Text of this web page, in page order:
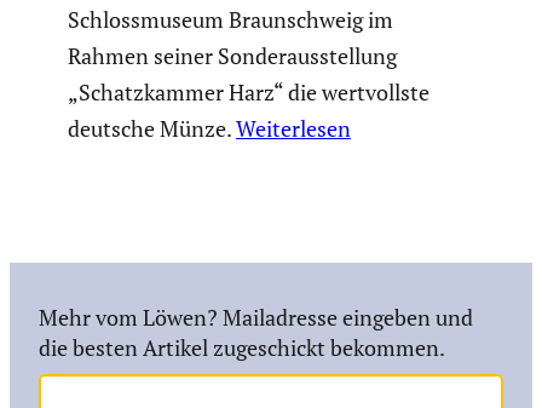
Schloss­mu­seum Braun­schweig im
Rahmen seiner Sonder­aus­stel­lung
„Schatz­kammer Harz“ die wertvollste
deutsche Münze.Weiterlesen
Mehr vom Löwen? Mailadresse eingeben und
die besten Artikel zugeschickt bekommen.